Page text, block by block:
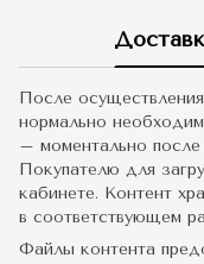
После
нормально
– моментально после
Покупателю для
кабинете. Контент
в соответствующем
Файлы контента